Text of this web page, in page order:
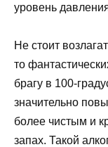
уровень
Не стоит
то
брагу в 100-
значительно
более чистым и
запах. Такой